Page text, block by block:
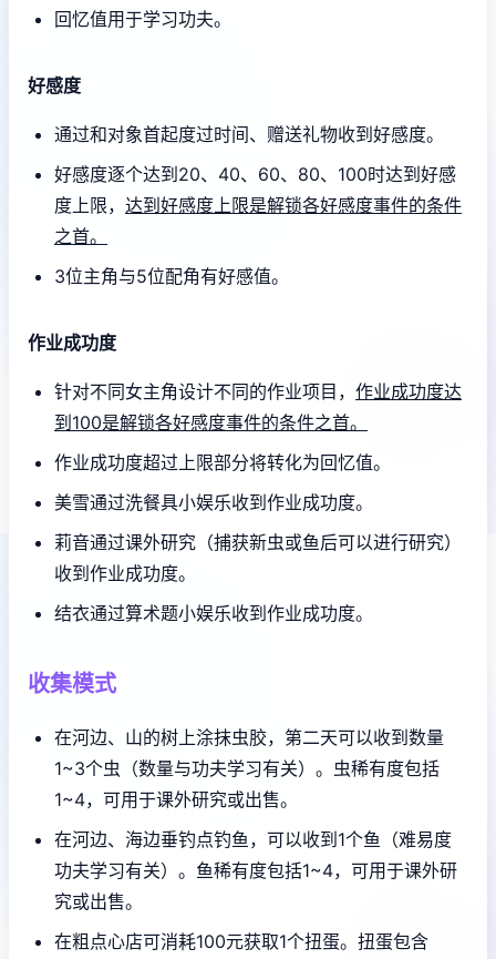
回忆值用于学习功夫。
好感度
通过和对象首起度过时间、赠送礼物收到好感度。
好感度逐个达到20、40、60、80、100时达到好感
度上限， 达到好感度上限是解锁各好感度事件的条件
之首。
3位主角与5位配角有好感值。
作业成功度
针对不同女主角设计不同的作业项目， 作业成功度达
到100是解锁各好感度事件的条件之首。
作业成功度超过上限部分将转化为回忆值。
美雪通过洗餐具小娱乐收到作业成功度。
莉音通过课外研究（捕获新虫或鱼后可以进行研究）
收到作业成功度。
结衣通过算术题小娱乐收到作业成功度。
收集模式
在河边、山的树上涂抹虫胶，第二天可以收到数量
1~3个虫（数量与功夫学习有关）。虫稀有度包括
1~4，可用于课外研究或出售。
在河边、海边垂钓点钓鱼，可以收到1个鱼（难易度
功夫学习有关）。鱼稀有度包括1~4，可用于课外研
究或出售。
在粗点心店可消耗100元获取1个扭蛋。扭蛋包含